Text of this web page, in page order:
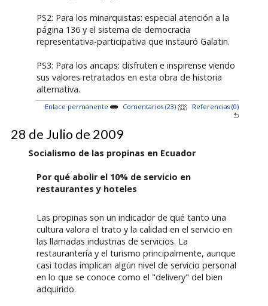
PS2: Para los minarquistas: especial atención a la
página 136 y el sistema de democracia
representativa-participativa que instauró Galatin.
PS3: Para los ancaps: disfruten e inspirense viendo
sus valores retratados en esta obra de historia
alternativa.
Enlace permanente Comentarios (23) Referencias (0)
28 de Julio de 2009
Socialismo de las propinas en Ecuador
Por qué abolir el 10% de servicio en
restaurantes y hoteles
Las propinas son un indicador de qué tanto una
cultura valora el trato y la calidad en el servicio en
las llamadas industrias de servicios. La
restaurantería y el turismo principalmente, aunque
casi todas implican algún nivel de servicio personal
en lo que se conoce como el "delivery" del bien
adquirido.